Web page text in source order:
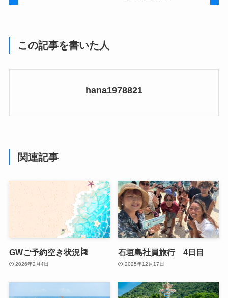
この記事を書いた人
hana1978821
関連記事
GWご予約空き状況🎏
2026年2月4日
石垣島社員旅行 4日目
2025年12月17日